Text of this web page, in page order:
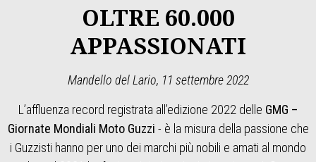
OLTRE 60.000
APPASSIONATI
Mandello del Lario, 11 settembre 2022
L’affluenza record registrata all’edizione 2022 delle GMG –
Giornate Mondiali Moto Guzzi - è la misura della passione che
i Guzzisti hanno per uno dei marchi più nobili e amati al mondo